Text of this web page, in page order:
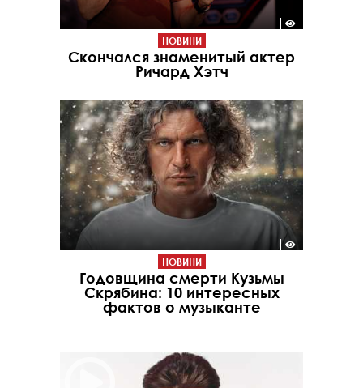
НОВИНИ
Скончался знаменитый актер
Ричард Хэтч
НОВИНИ
Годовщина смерти Кузьмы
Скрябина: 10 интересных
фактов о музыканте